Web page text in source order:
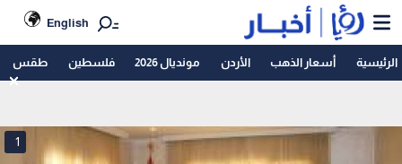
English
الرئيسية أسعار الذهب الأردن مونديال 2026 فلسطين طقس
1